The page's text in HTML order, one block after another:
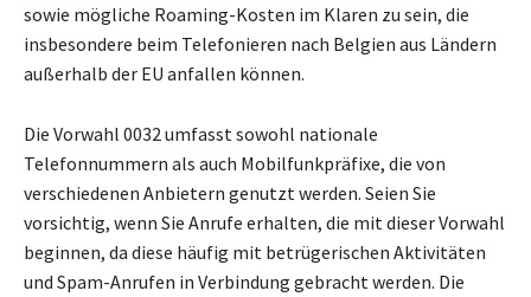
sowie mögliche Roaming-Kosten im Klaren zu sein, die
insbesondere beim Telefonieren nach Belgien aus Ländern
außerhalb der EU anfallen können.
Die Vorwahl 0032 umfasst sowohl nationale
Telefonnummern als auch Mobilfunkpräfixe, die von
verschiedenen Anbietern genutzt werden. Seien Sie
vorsichtig, wenn Sie Anrufe erhalten, die mit dieser Vorwahl
beginnen, da diese häufig mit betrügerischen Aktivitäten
und Spam-Anrufen in Verbindung gebracht werden. Die